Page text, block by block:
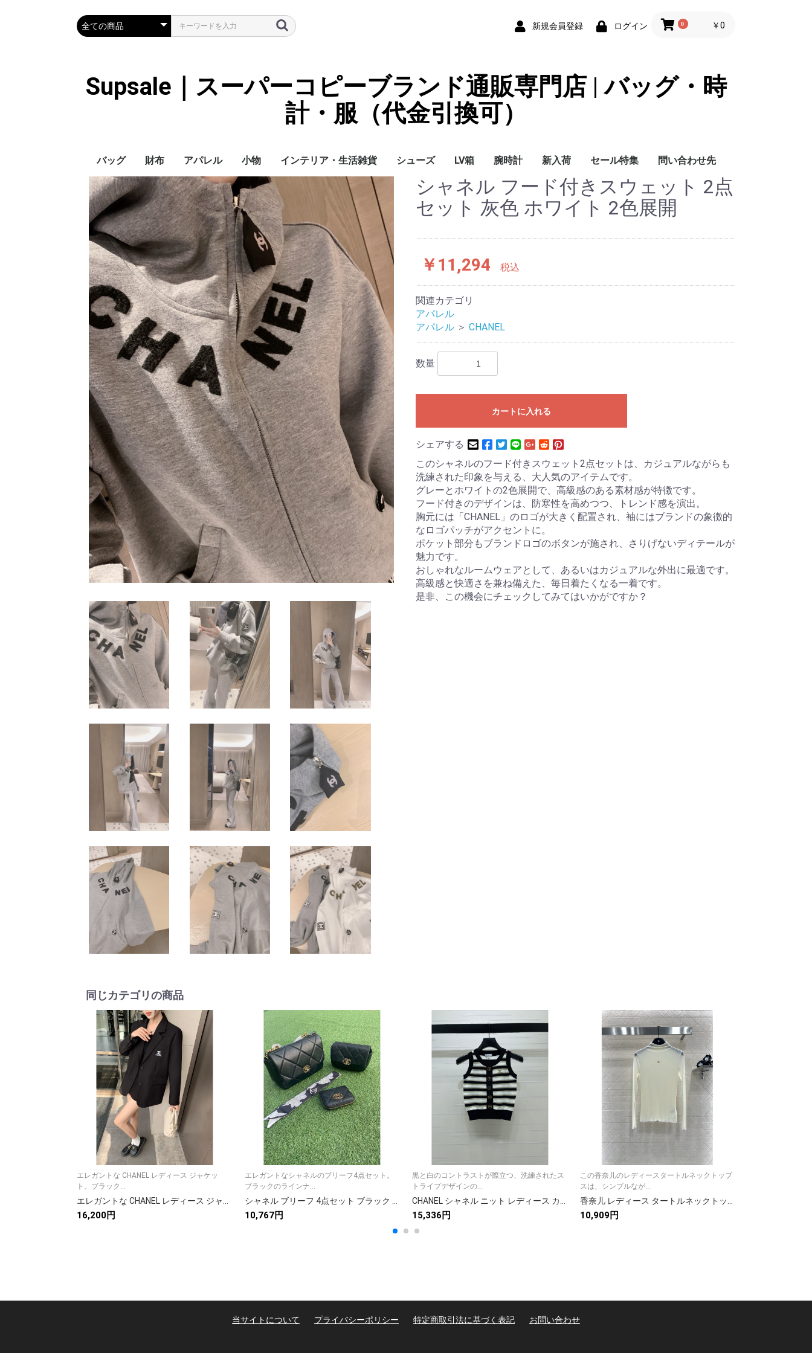
新規会員登録 ログイン 0 ￥0
Supsale｜スーパーコピーブランド通販専門店 | バッグ・時
計・服（代金引換可）
バッグ
Hermes
LOUIS VUITTON
Chanel
Loewe
Celine
Dior
Gucci
Fendi
Prada
Balenciaga
MiuMiu
財布
HERMES
CHANEL
LOUIS VUITTON
Celine
YSL
Miu Miu
Prada
Gucci
Fendi
アパレル
ハイブランド
Supreme
Miu Miu
アウター
LOUIS VUITTON
MONCLER
Adidas
THE NORTH FACE
CHANEL
𝗖𝗔𝗡𝗔𝗗𝗔 𝗚𝗢𝗢𝗦𝗘
DIOR
GUCCI
VERSACE
BALENCIAGA
FENDI
子供服切れ
小物
ぼうし
ネクタイ
ハンカチ
スマホケース
サングラス・アイウェ
ア
アクセサリー
マフラー/スカーフ
傘 LOUIS VUITTON
CHANEL
HERMES
GUCCI
DIOR
FENDI
LINEID：0109shop
バッグチャーム
バッグストラップ
カード（コイン）ケー
ス
キーケース
時計
ヘアアクセサリー
インテリア・生活雑貨
寝具
ブランケット
カーペット絨毯
クッションカバー/ク
ッション
小物入れ収納ボックス
バスタオル
QRコード
シューズ
レディース/女性用
メンズ/男性用
Gucci
Chanel
LV箱 腕時計
Omega
Rolex
Cartier
Chanel
新入荷 セール特集 問い合わせ先
問い合わせ先
シャネル フード付きスウェット 2点
セット 灰色 ホワイト 2色展開
￥11,294 税込
関連カテゴリ
アパレル
アパレル ＞ CHANEL
数量
カートに入れる
シェアする
このシャネルのフード付きスウェット2点セットは、カジュアルながらも
洗練された印象を与える、大人気のアイテムです。
グレーとホワイトの2色展開で、高級感のある素材感が特徴です。
フード付きのデザインは、防寒性を高めつつ、トレンド感を演出。
胸元には「CHANEL」のロゴが大きく配置され、袖にはブランドの象徴的
なロゴパッチがアクセントに。
ポケット部分もブランドロゴのボタンが施され、さりげないディテールが
魅力です。
おしゃれなルームウェアとして、あるいはカジュアルな外出に最適です。
高級感と快適さを兼ね備えた、毎日着たくなる一着です。
是非、この機会にチェックしてみてはいかがですか？
同じカテゴリの商品
エレガントな CHANEL レディース ジャケッ
ト。ブラック...
16,200円
エレガントなシャネルのブリーフ4点セット。
ブラックのラインナ...
10,767円
黒と白のコントラストが際立つ、洗練されたス
トライプデザインの...
15,336円
この香奈儿のレディースタートルネックトップ
スは、シンプルなが...
10,909円
当サイトについて プライバシーポリシー 特定商取引法に基づく表記 お問い合わせ